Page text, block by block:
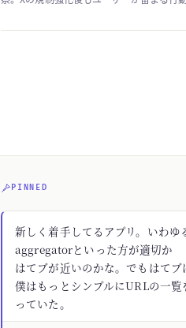
PINNED
新しく着手してるアプリ。いわ
aggregatorといった方が適切か
はてブが近いのかな。でもはて
僕はもっとシンプルにURLの一
っていた。